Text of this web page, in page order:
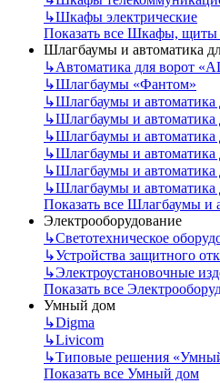
↳Шкафы электрические
Показать все Шкафы, щиты
Шлагбаумы и автоматика
↳Автоматика для ворот
↳Шлагбаумы «Фантом»
↳Шлагбаумы и автоматика
↳Шлагбаумы и автоматика
↳Шлагбаумы и
↳Шлагбаумы и автоматика
↳Шлагбаумы и автоматика
↳Шлагбаумы и автоматика
Показать все Шлагбаумы и
Электрооборудование
↳Светотехническое
↳Устройства защитного
↳Электроустановочные
Показать все
Умный дом
↳Digma
↳Livicom
↳Типовые решения
Показать все Умный дом